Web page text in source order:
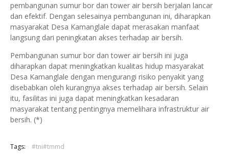
pembangunan sumur bor dan tower air bersih berjalan lancar
dan efektif. Dengan selesainya pembangunan ini, diharapkan
masyarakat Desa Kamanglale dapat merasakan manfaat
langsung dari peningkatan akses terhadap air bersih.
Pembangunan sumur bor dan tower air bersih ini juga
diharapkan dapat meningkatkan kualitas hidup masyarakat
Desa Kamanglale dengan mengurangi risiko penyakit yang
disebabkan oleh kurangnya akses terhadap air bersih. Selain
itu, fasilitas ini juga dapat meningkatkan kesadaran
masyarakat tentang pentingnya memelihara infrastruktur air
bersih. (*)
Tags: #tni#tmmd